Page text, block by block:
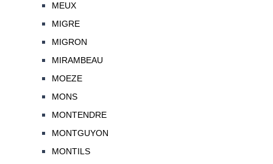
MEUX
MIGRE
MIGRON
MIRAMBEAU
MOEZE
MONS
MONTENDRE
MONTGUYON
MONTILS